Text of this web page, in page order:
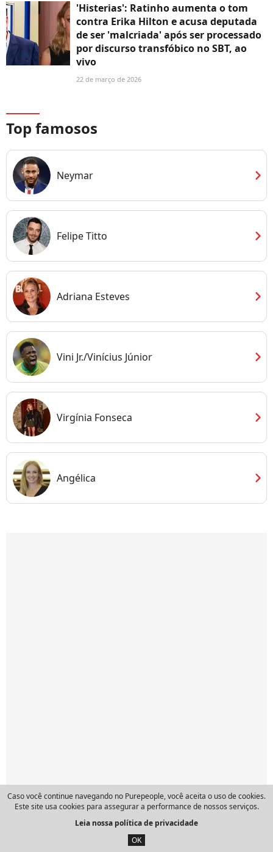
'Histerias': Ratinho aumenta o tom
contra Erika Hilton e acusa deputada
de ser 'malcriada' após ser processado
por discurso transfóbico no SBT, ao
vivo
22 de março de 2026
Top famosos
Neymar chevron_right
Felipe Titto chevron_right
Adriana Esteves chevron_right
Vini Jr./Vinícius Júnior chevron_right
Virgínia Fonseca chevron_right
Angélica chevron_right
Caso você continue navegando no Purepeople, você aceita o uso de cookies.
Este site usa cookies para assegurar a performance de nossos serviços.
Leia nossa política de privacidade
OK